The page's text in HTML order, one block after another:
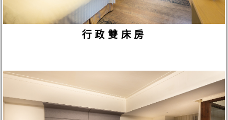
行政雙床房